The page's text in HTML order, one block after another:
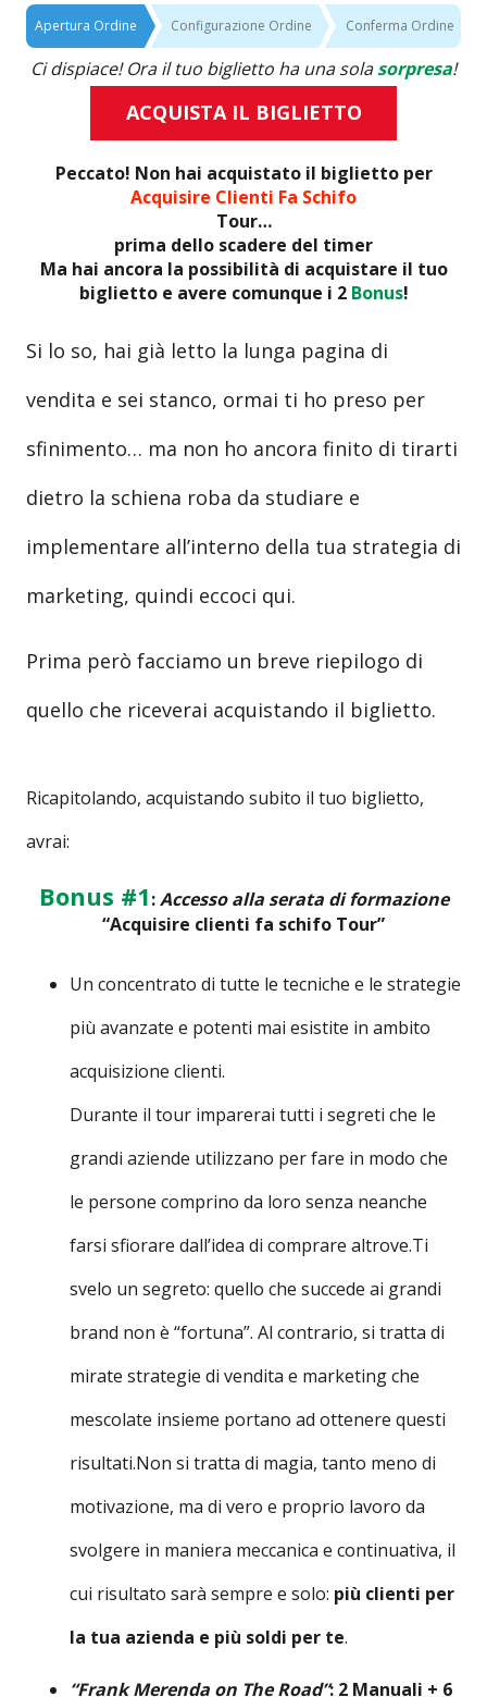
Apertura Ordine Configurazione Ordine Conferma Ordine
Ci dispiace! Ora il tuo biglietto ha una solasorpresa!
ACQUISTA IL BIGLIETTO
Peccato! Non hai acquistato il biglietto per
Acquisire Clienti Fa Schifo
Tour…
prima dello scadere del timer
Ma hai ancora la possibilità di acquistare il tuo
biglietto e avere comunque i 2 Bonus!
Si lo so, hai già letto la lunga pagina di
vendita e sei stanco, ormai ti ho preso per
sfinimento… ma non ho ancora finito di tirarti
dietro la schiena roba da studiare e
implementare all’interno della tua strategia di
marketing, quindi eccoci qui.
Prima però facciamo un breve riepilogo di
quello che riceverai acquistando il biglietto.
Ricapitolando, acquistando subito il tuo biglietto,
avrai:
Bonus #1:Accesso alla serata di formazione
“Acquisire clienti fa schifo Tour”
Un concentrato di tutte le tecniche e le strategie
più avanzate e potenti mai esistite in ambito
acquisizione clienti.
Durante il tour imparerai tutti i segreti che le
grandi aziende utilizzano per fare in modo che
le persone comprino da loro senza neanche
farsi sfiorare dall’idea di comprare altrove.Ti
svelo un segreto: quello che succede ai grandi
brand non è “fortuna”. Al contrario, si tratta di
mirate strategie di vendita e marketing che
mescolate insieme portano ad ottenere questi
risultati.Non si tratta di magia, tanto meno di
motivazione, ma di vero e proprio lavoro da
svolgere in maniera meccanica e continuativa, il
cui risultato sarà sempre e solo: più clienti per
la tua azienda e più soldi per te.
“Frank Merenda on The Road”: 2 Manuali + 6